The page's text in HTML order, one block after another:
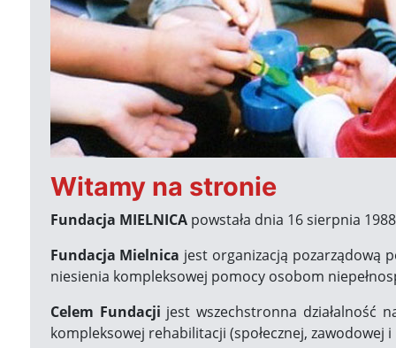
Witamy na stronie
Fundacja MIELNICApowstała dnia 16 sierpnia
Fundacja Mielnica jest organizacją pozarządową
niesienia kompleksowej pomocy osobom
Celem Fundacji jest wszechstronna działalność
kompleksowej rehabilitacji (społecznej, zawodowej i